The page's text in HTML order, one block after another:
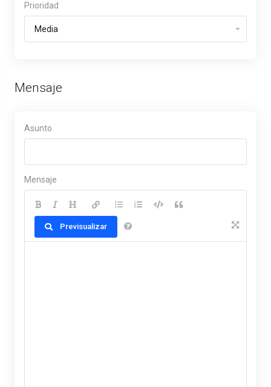
Prioridad
Mensaje
Asunto
Mensaje
Previsualizar